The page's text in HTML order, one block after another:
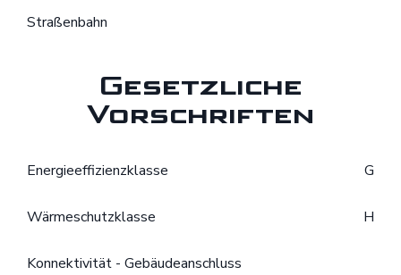
Straßenbahn
Gesetzliche
Vorschriften
Energieeffizienzklasse G
Wärmeschutzklasse H
Konnektivität - Gebäudeanschluss